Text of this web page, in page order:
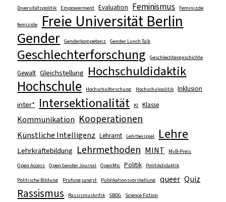
Diversitätspolitik Empowerment Evaluation Feminismus Feminizde
femizide Freie Universität Berlin
Gender Genderkompetenz Gender Lunch Talk
Geschlechterforschung Geschlechtergeschichte
Gewalt Gleichstellung Hochschuldidaktik
Hochschule Hochschulforschung Hochschulpolitik Inklusion
inter* Intersektionalität KI Klasse
Kommunikation Kooperationen
Künstliche Intelligenz Lehramt Lehrbeispiel Lehre
Lehrkräftebildung Lehrmethoden MINT
MvB-Preis
Open Access
Open Gender Journal OpenMic Politik Politikdidaktik
Politische Bildung Prüfungsangst Publikationsvorstellung queer Quiz
Rassismus Rassismuskritik SBDG Science Fiction